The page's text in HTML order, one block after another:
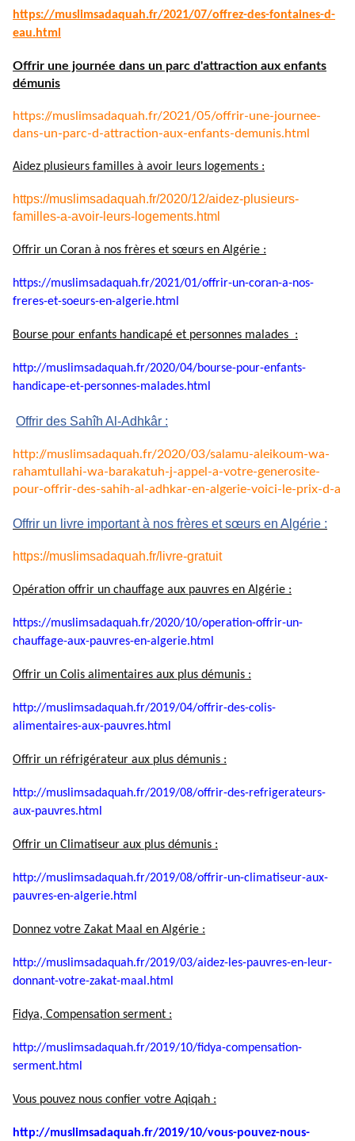
https://muslimsadaquah.fr/2021/07/offrez-des-fontaines-d-
eau.html
Offrir une journée dans un parc d'attraction aux enfants
démunis
https://muslimsadaquah.fr/2021/05/offrir-une-journee-
dans-un-parc-d-attraction-aux-enfants-demunis.html
Aidez plusieurs familles à avoir leurs logements :
https://muslimsadaquah.fr/2020/12/aidez-plusieurs-
familles-a-avoir-leurs-logements.html
Offrir un Coran à nos frères et sœurs en Algérie :
https://muslimsadaquah.fr/2021/01/offrir-un-coran-a-nos-
freres-et-soeurs-en-algerie.html
Bourse pour enfants handicapé et personnes malades :
http://muslimsadaquah.fr/2020/04/bourse-pour-enfants-
handicape-et-personnes-malades.html
Offrir des Sahîh Al-Adhkâr :
http://muslimsadaquah.fr/2020/03/salamu-aleikoum-wa-
rahamtullahi-wa-barakatuh-j-appel-a-votre-generosite-
pour-offrir-des-sahih-al-adhkar-en-algerie-voici-le-prix-d-a
Offrir un livre important à nos frères et sœurs en Algérie :
https://muslimsadaquah.fr/livre-gratuit
Opération offrir un chauffage aux pauvres en Algérie :
https://muslimsadaquah.fr/2020/10/operation-offrir-un-
chauffage-aux-pauvres-en-algerie.html
Offrir un Colis alimentaires aux plus démunis :
http://muslimsadaquah.fr/2019/04/offrir-des-colis-
alimentaires-aux-pauvres.html
Offrir un réfrigérateur aux plus démunis :
http://muslimsadaquah.fr/2019/08/offrir-des-refrigerateurs-
aux-pauvres.html
Offrir un Climatiseur aux plus démunis :
http://muslimsadaquah.fr/2019/08/offrir-un-climatiseur-aux-
pauvres-en-algerie.html
Donnez votre Zakat Maal en Algérie :
http://muslimsadaquah.fr/2019/03/aidez-les-pauvres-en-leur-
donnant-votre-zakat-maal.html
Fidya, Compensation serment :
http://muslimsadaquah.fr/2019/10/fidya-compensation-
serment.html
Vous pouvez nous confier votre Aqiqah :
http://muslimsadaquah.fr/2019/10/vous-pouvez-nous-